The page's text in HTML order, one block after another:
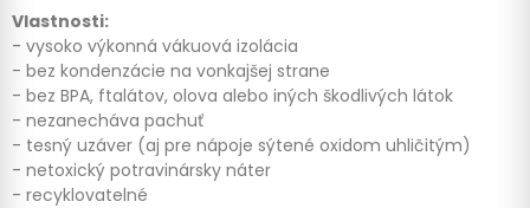
Vlastnosti:
- vysoko výkonná vákuová izolácia
- bez kondenzácie na vonkajšej strane
- bez BPA, ftalátov, olova alebo iných škodlivých látok
- nezanecháva pachuť
- tesný uzáver (aj pre nápoje sýtené oxidom uhličitým)
- netoxický potravinársky náter
- recyklovatelné